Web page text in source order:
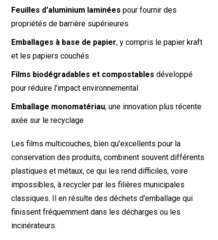
Feuilles d'aluminium laminées pour fournir des
propriétés de barrière supérieures
Emballages à base de papier, y compris le papier kraft
et les papiers couchés
Films biodégradables et compostables développé
pour réduire l'impact environnemental
Emballage monomatériau, une innovation plus récente
axée sur le recyclage
Les films multicouches, bien qu'excellents pour la
conservation des produits, combinent souvent différents
plastiques et métaux, ce qui les rend difficiles, voire
impossibles, à recycler par les filières municipales
classiques. Il en résulte des déchets d'emballage qui
finissent fréquemment dans les décharges ou les
incinérateurs.